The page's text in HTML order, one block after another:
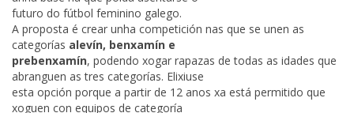
futuro do fútbol feminino galego.
A proposta é crear unha competición nas que se unen as
categorías alevín, benxamín e
prebenxamín, podendo xogar rapazas de todas as idades que
abranguen as tres categorías. Elixiuse
esta opción porque a partir de 12 anos xa está permitido que
xoguen con equipos de categoría